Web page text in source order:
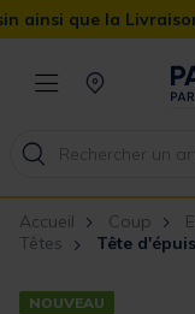
la Livraison
Accueil Coup
Têtes
Tête
NOUVEAU